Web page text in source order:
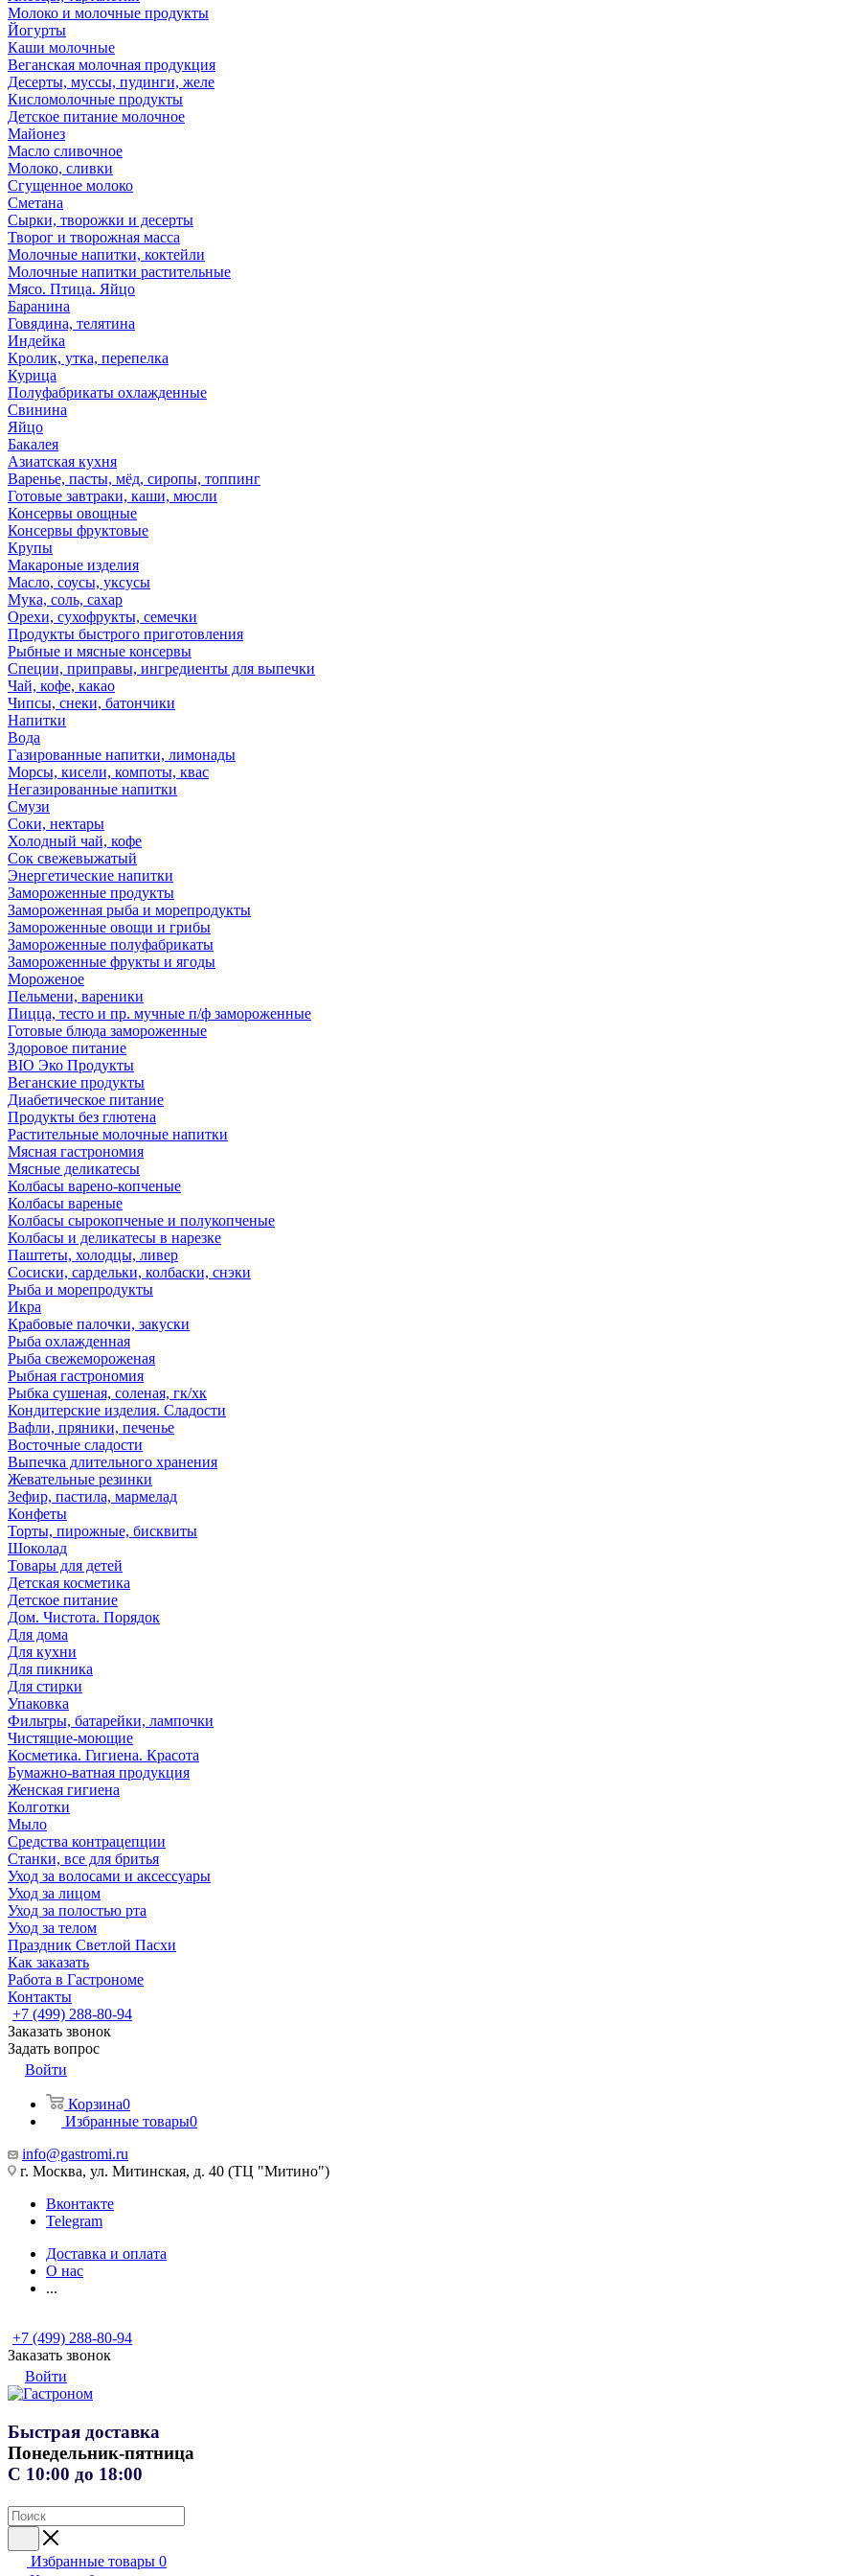
Молоко и молочные продукты
Йогурты
Каши молочные
Веганская молочная продукция
Десерты, муссы, пудинги, желе
Кисломолочные продукты
Детское питание молочное
Майонез
Масло сливочное
Молоко, сливки
Сгущенное молоко
Сметана
Сырки, творожки и десерты
Творог и творожная масса
Молочные напитки, коктейли
Молочные напитки растительные
Мясо. Птица. Яйцо
Баранина
Говядина, телятина
Индейка
Кролик, утка, перепелка
Курица
Полуфабрикаты охлажденные
Свинина
Яйцо
Бакалея
Азиатская кухня
Варенье, пасты, мёд, сиропы, топпинг
Готовые завтраки, каши, мюсли
Консервы овощные
Консервы фруктовые
Крупы
Макароные изделия
Масло, соусы, уксусы
Мука, соль, сахар
Орехи, сухофрукты, семечки
Продукты быстрого приготовления
Рыбные и мясные консервы
Специи, приправы, ингредиенты для выпечки
Чай, кофе, какао
Чипсы, снеки, батончики
Напитки
Вода
Газированные напитки, лимонады
Морсы, кисели, компоты, квас
Негазированные напитки
Смузи
Соки, нектары
Холодный чай, кофе
Сок свежевыжатый
Энергетические напитки
Замороженные продукты
Замороженная рыба и морепродукты
Замороженные овощи и грибы
Замороженные полуфабрикаты
Замороженные фрукты и ягоды
Мороженое
Пельмени, вареники
Пицца, тесто и пр. мучные п/ф замороженные
Готовые блюда замороженные
Здоровое питание
BIO Эко Продукты
Веганские продукты
Диабетическое питание
Продукты без глютена
Растительные молочные напитки
Мясная гастрономия
Мясные деликатесы
Колбасы варено-копченые
Колбасы вареные
Колбасы сырокопченые и полукопченые
Колбасы и деликатесы в нарезке
Паштеты, холодцы, ливер
Сосиски, сардельки, колбаски, снэки
Рыба и морепродукты
Икра
Крабовые палочки, закуски
Рыба охлажденная
Рыба свежемороженая
Рыбная гастрономия
Рыбка сушеная, соленая, гк/хк
Кондитерские изделия. Сладости
Вафли, пряники, печенье
Восточные сладости
Выпечка длительного хранения
Жевательные резинки
Зефир, пастила, мармелад
Конфеты
Торты, пирожные, бисквиты
Шоколад
Товары для детей
Детская косметика
Детское питание
Дом. Чистота. Порядок
Для дома
Для кухни
Для пикника
Для стирки
Упаковка
Фильтры, батарейки, лампочки
Чистящие-моющие
Косметика. Гигиена. Красота
Бумажно-ватная продукция
Женская гигиена
Колготки
Мыло
Средства контрацепции
Станки, все для бритья
Уход за волосами и аксессуары
Уход за лицом
Уход за полостью рта
Уход за телом
Праздник Светлой Пасхи
Как заказать
Работа в Гастрономе
Контакты
+7 (499) 288-80-94
Заказать звонок
Задать вопрос
Войти
Корзина0
Избранные товары0
info@gastromi.ru
г. Москва, ул. Митинская, д. 40 (ТЦ "Митино")
Вконтакте
Telegram
Доставка и оплата
О нас
...
+7 (499) 288-80-94
Заказать звонок
Войти
Быстрая доставка
Понедельник-пятница
С 10:00 до 18:00
Избранные товары 0